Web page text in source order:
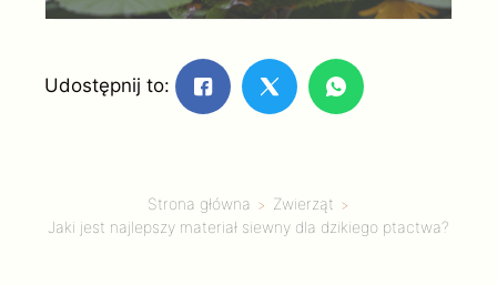
Udostępnij to:
Strona główna
Zwierząt
Jaki jest najlepszy materiał siewny dla dzikiego ptactwa?